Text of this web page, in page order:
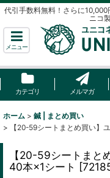
代引手数料無料！さらに
ニコ
メニュー
カテゴリ メルマガ
ホーム > 鍼 | まとめ買い
>
【20-59シートまとめ買い
【20-59シートまと
40本×1シート [